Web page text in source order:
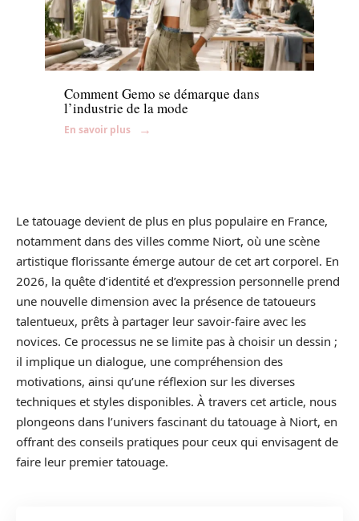
News
Comment Gemo se démarque dans
l’industrie de la mode
En savoir plus
Le tatouage devient de plus en plus populaire en France,
notamment dans des villes comme Niort, où une scène
artistique florissante émerge autour de cet art corporel. En
2026, la quête d’identité et d’expression personnelle prend
une nouvelle dimension avec la présence de tatoueurs
talentueux, prêts à partager leur savoir-faire avec les
novices. Ce processus ne se limite pas à choisir un dessin ;
il implique un dialogue, une compréhension des
motivations, ainsi qu’une réflexion sur les diverses
techniques et styles disponibles. À travers cet article, nous
plongeons dans l’univers fascinant du tatouage à Niort, en
offrant des conseils pratiques pour ceux qui envisagent de
faire leur premier tatouage.